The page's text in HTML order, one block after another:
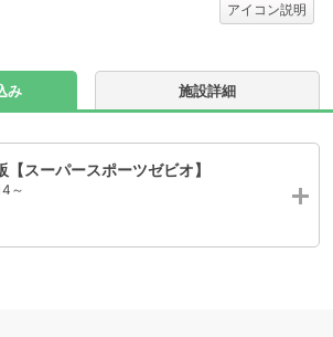
アイコン説明
み 施設詳細
【スーパースポーツゼビオ】
～